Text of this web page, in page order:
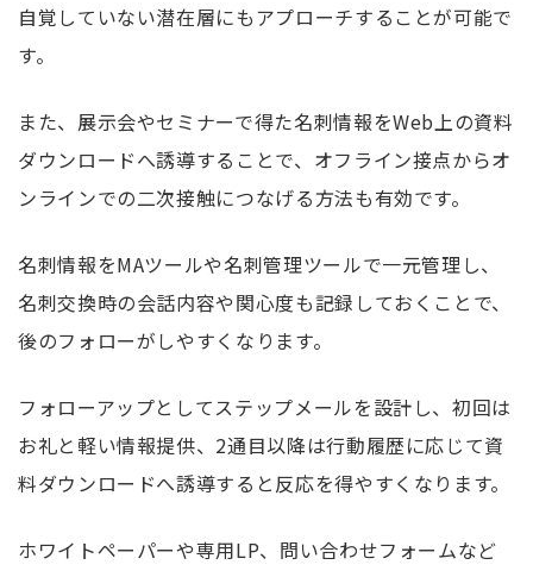
自覚していない潜在層にもアプローチすることが可能で
す。
また、展示会やセミナーで得た名刺情報をWeb上の資料
ダウンロードへ誘導することで、オフライン接点からオ
ンラインでの二次接触につなげる方法も有効です。
名刺情報をMAツールや名刺管理ツールで一元管理し、
名刺交換時の会話内容や関心度も記録しておくことで、
後のフォローがしやすくなります。
フォローアップとしてステップメールを設計し、初回は
お礼と軽い情報提供、2通目以降は行動履歴に応じて資
料ダウンロードへ誘導すると反応を得やすくなります。
ホワイトペーパーや専用LP、問い合わせフォームなど